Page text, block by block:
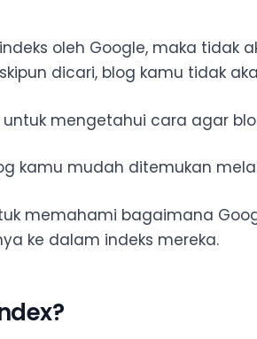
Link
Feed
oleh Google, maka tidak
dicari, blog kamu tidak
mengetahui cara agar
kamu mudah ditemukan
memahami bagaimana
ke dalam indeks mereka.